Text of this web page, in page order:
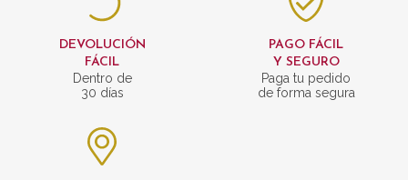
DEVOLUCIÓN
FÁCIL
Dentro de
30 días
PAGO FÁCIL
Y SEGURO
Paga tu pedido
de forma segura